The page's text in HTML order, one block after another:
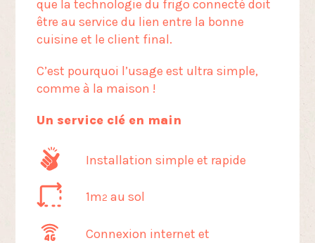
que la technologie du frigo connecté doit
être au service du lien entre la bonne
cuisine et le client final.
C’est pourquoi l’usage est ultra simple,
comme à la maison !
Un service clé en main
Installation simple et rapide
1m 2 au sol
Connexion internet et